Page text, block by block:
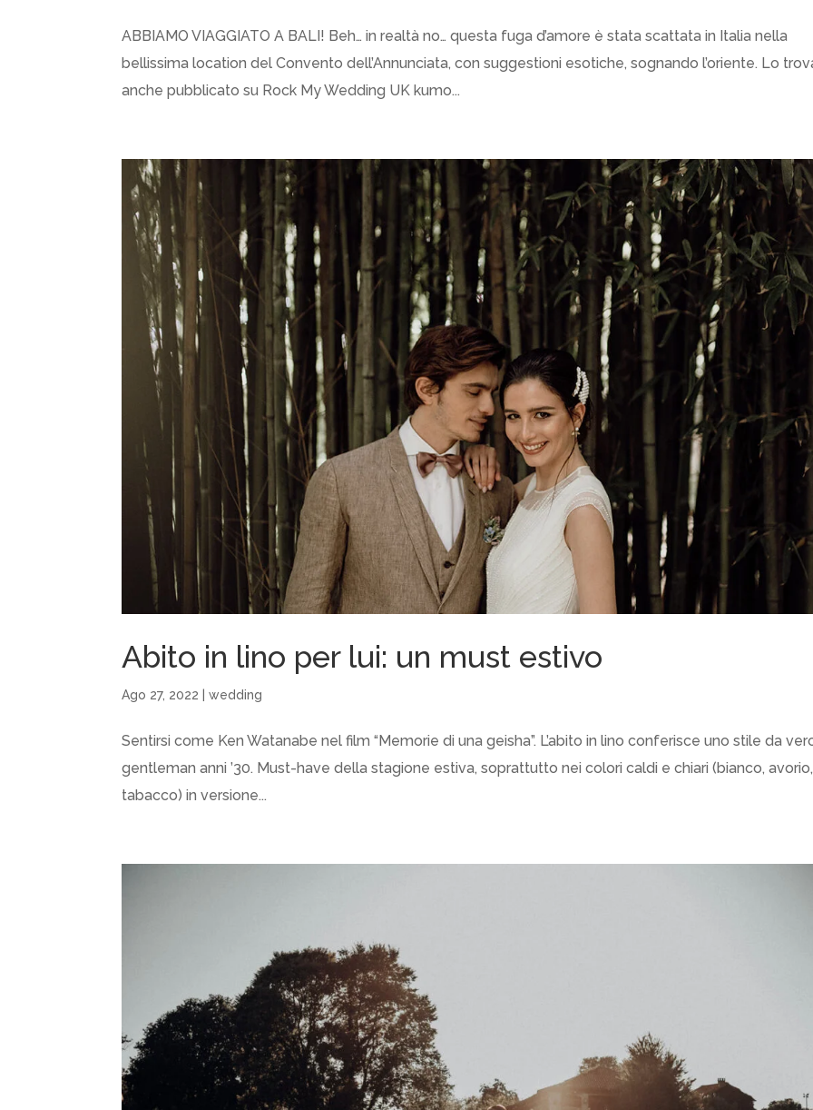
ABBIAMO VIAGGIATO A BALI! Beh… in realtà no… questa fuga d’amore è stata scattata in Italia nella
bellissima location del Convento dell’Annunciata, con suggestioni esotiche, sognando l’oriente. Lo
anche pubblicato su Rock My Wedding UK kumo...
Abito in lino per lui: un must estivo
Ago 27, 2022 |wedding
Sentirsi come Ken Watanabe nel film “Memorie di una geisha”. L’abito in lino conferisce uno stile da
gentleman anni ’30. Must-have della stagione estiva, soprattutto nei colori caldi e chiari (bianco, avorio,
tabacco) in versione...